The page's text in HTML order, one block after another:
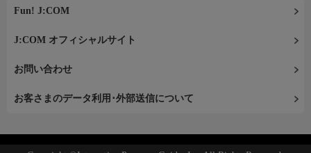
Fun! J:COM
J:COM オフィシャルサイト
お問い合わせ
お客さまのデータ利用･外部送信について